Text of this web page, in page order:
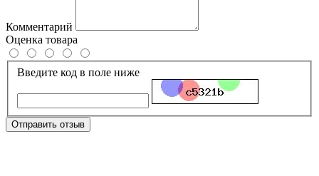
Комментарий
Оценка товара
Введите код в поле ниже
Отправить отзыв